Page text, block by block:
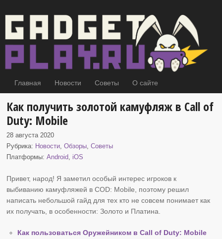
Главная Новости Советы О сайте
Как получить золотой камуфляж в Call of
Duty: Mobile
28 августа 2020
Рубрика: Новости,Обзоры,Советы
Платформы:Android, iOS
Привет, народ! Я заметил особый интерес игроков к
выбиванию камуфляжей в COD: Mobile, поэтому решил
написать небольшой гайд для тех кто не совсем понимает как
их получать, в особенности: Золото и Платина.
Как пользоваться Оружейником в Call of Duty: Mobile